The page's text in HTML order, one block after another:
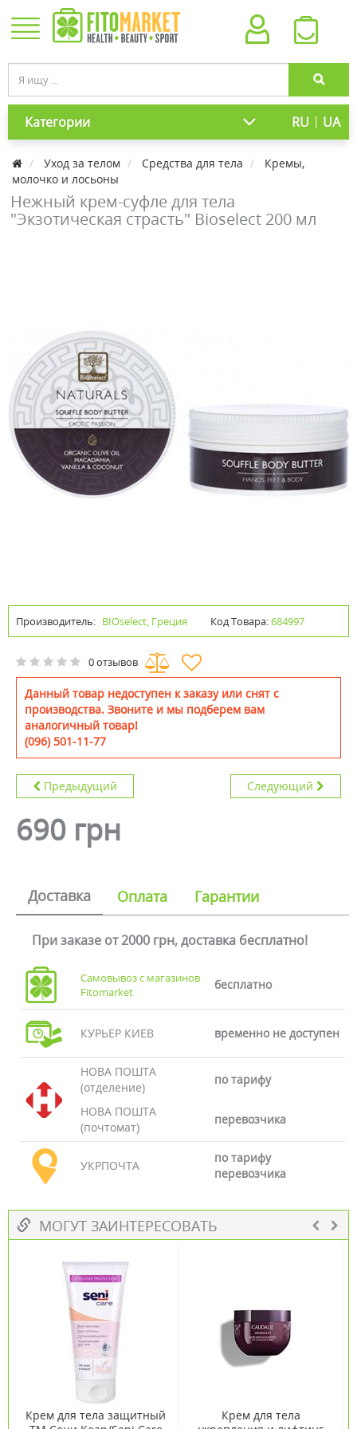
Категории RU | UA
Уход за телом Средства для тела
Кремы,
молочко и лосьоны
Нежный крем-суфле для тела
"Экзотическая страсть" Bioselect 200 мл
Производитель: BIOselect, Греция Код Товара:684997
0 отзывов
Данный товар недоступен к заказу или снят с
производства. Звоните и мы подберем вам
аналогичный товар!
(096) 501-11-77
Предыдущий Следующий
690 грн
Доставка Оплата Гарантии
При заказе от 2000 грн, доставка бесплатно!
Самовывоз с магазинов
Fitomarket
бесплатно
КУРЬЕР КИЕВ временно не доступен
НОВА ПОШТА
(отделение)
по тарифу
НОВА ПОШТА
(почтомат)
перевозчика
УКРПОЧТА
по тарифу
перевозчика
МОГУТ ЗАИНТЕРЕСОВАТЬ
Крем для тела защитный
Крем для тела